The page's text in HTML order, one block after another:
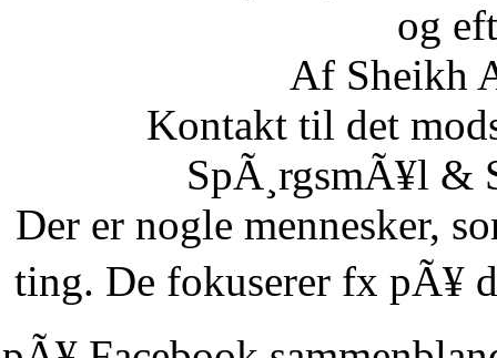
og
Af Sheikh
Kontakt til det
SpÃ¸rgsmÃ¥l &
Der er nogle mennesker,
ting. De fokuserer fx pÃ¥